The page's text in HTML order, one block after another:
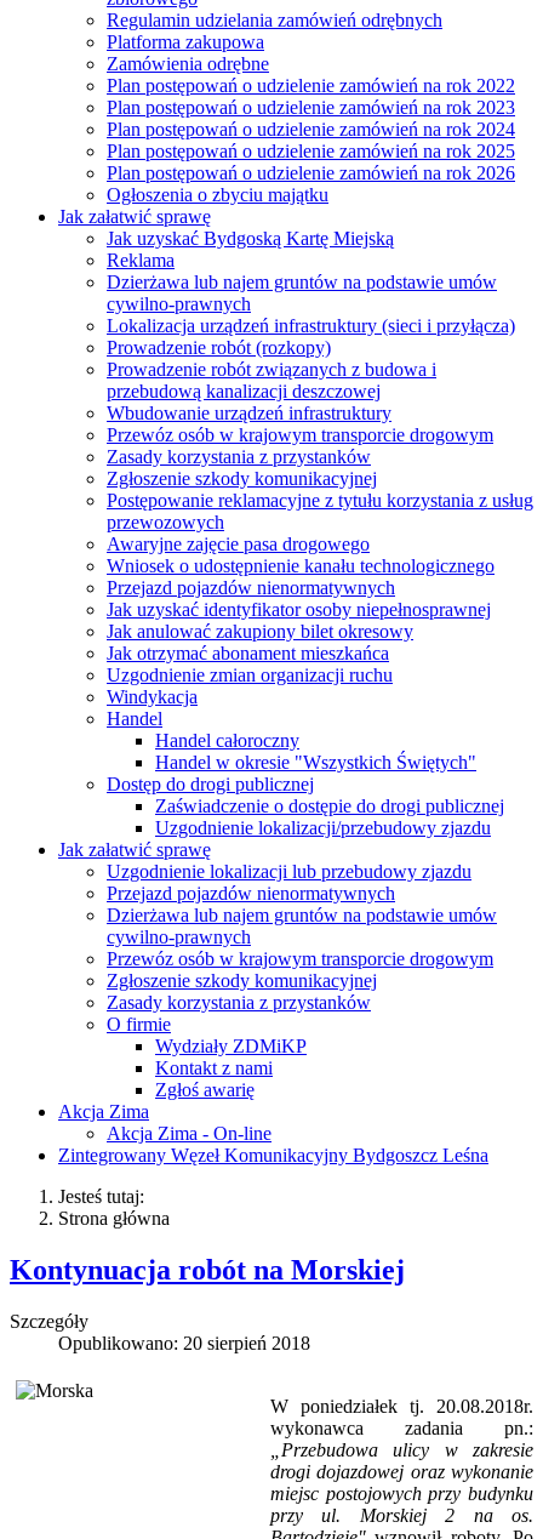
Regulamin udzielania zamówień odrębnych
Platforma zakupowa
Zamówienia odrębne
Plan postępowań o udzielenie zamówień na rok 2022
Plan postępowań o udzielenie zamówień na rok 2023
Plan postępowań o udzielenie zamówień na rok 2024
Plan postępowań o udzielenie zamówień na rok 2025
Plan postępowań o udzielenie zamówień na rok 2026
Ogłoszenia o zbyciu majątku
Jak załatwić sprawę
Jak uzyskać Bydgoską Kartę Miejską
Reklama
Dzierżawa lub najem gruntów na podstawie umów
cywilno-prawnych
Lokalizacja urządzeń infrastruktury (sieci i przyłącza)
Prowadzenie robót (rozkopy)
Prowadzenie robót związanych z budowa i
przebudową kanalizacji deszczowej
Wbudowanie urządzeń infrastruktury
Przewóz osób w krajowym transporcie drogowym
Zasady korzystania z przystanków
Zgłoszenie szkody komunikacyjnej
Postępowanie reklamacyjne z tytułu korzystania z usług
przewozowych
Awaryjne zajęcie pasa drogowego
Wniosek o udostępnienie kanału technologicznego
Przejazd pojazdów nienormatywnych
Jak uzyskać identyfikator osoby niepełnosprawnej
Jak anulować zakupiony bilet okresowy
Jak otrzymać abonament mieszkańca
Uzgodnienie zmian organizacji ruchu
Windykacja
Handel
Handel całoroczny
Handel w okresie "Wszystkich Świętych"
Dostęp do drogi publicznej
Zaświadczenie o dostępie do drogi publicznej
Uzgodnienie lokalizacji/przebudowy zjazdu
Jak załatwić sprawę
Uzgodnienie lokalizacji lub przebudowy zjazdu
Przejazd pojazdów nienormatywnych
Dzierżawa lub najem gruntów na podstawie umów
cywilno-prawnych
Przewóz osób w krajowym transporcie drogowym
Zgłoszenie szkody komunikacyjnej
Zasady korzystania z przystanków
O firmie
Wydziały ZDMiKP
Kontakt z nami
Zgłoś awarię
Akcja Zima
Akcja Zima - On-line
Zintegrowany Węzeł Komunikacyjny Bydgoszcz Leśna
Jesteś tutaj:
Strona główna
Kontynuacja robót na Morskiej
Szczegóły
Opublikowano: 20 sierpień 2018
W poniedziałek tj. 20.08.2018r.
wykonawca zadania pn.:
„Przebudowa ulicy w zakresie
drogi dojazdowej oraz wykonanie
miejsc postojowych przy budynku
przy ul. Morskiej 2 na os.